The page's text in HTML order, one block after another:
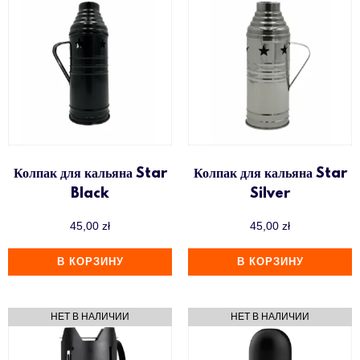
Колпак для кальяна Star
Black
45,00 zł
В КОРЗИНУ
Колпак для кальяна Star
Silver
45,00 zł
В КОРЗИНУ